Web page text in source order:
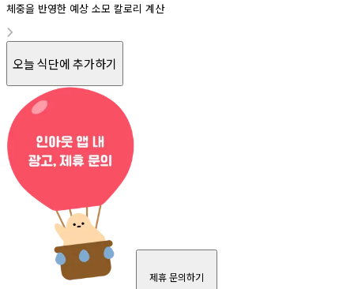
체중을 반영한 예상 소모 칼로리 계산
오늘 식단에 추가하기
제휴 문의하기